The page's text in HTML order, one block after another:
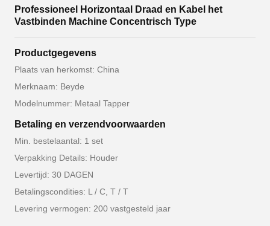
Professioneel Horizontaal Draad en Kabel het
Vastbinden Machine Concentrisch Type
Productgegevens
Plaats van herkomst: China
Merknaam: Beyde
Modelnummer: Metaal Tapper
Betaling en verzendvoorwaarden
Min. bestelaantal: 1 set
Verpakking Details: Houder
Levertijd: 30 DAGEN
Betalingscondities: L / C, T / T
Levering vermogen: 200 vastgesteld jaar